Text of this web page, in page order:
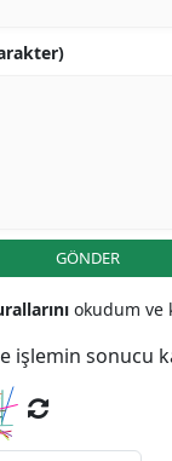
GÖNDER
okudum ve
işlemin sonucu